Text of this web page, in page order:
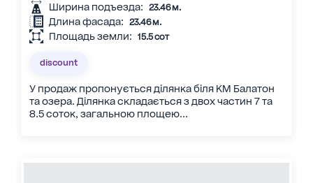
Ширина подъезда: 23.46 м.
Длина фасада: 23.46 м.
Площадь земли: 15.5 сот
discount
У продаж пропонується ділянка біля КМ Балатон
та озера. Ділянка складається з двох частин 7 та
8.5 соток, загальною площею...